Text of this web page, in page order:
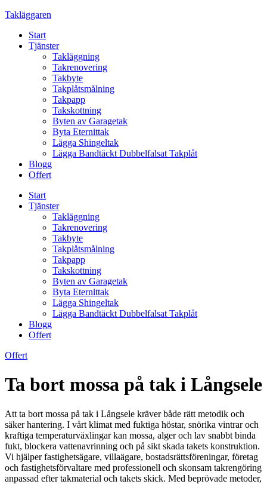
Skip
content
Takläggaren
Start
Tjänster
Takläggning
Takrenovering
Takbyte
Takplåtsmålning
Takpapp
Takskottning
Byten av Garagetak
Byta Eternittak
Lägga Shingeltak
Lägga Bandtäckt Dubbelfalsat Takplåt
Blogg
Offert
Start
Tjänster
Takläggning
Takrenovering
Takbyte
Takplåtsmålning
Takpapp
Takskottning
Byten av Garagetak
Byta Eternittak
Lägga Shingeltak
Lägga Bandtäckt Dubbelfalsat Takplåt
Blogg
Offert
Offert
Ta bort mossa på tak i Långsele
Att ta bort mossa på tak i Långsele kräver både rätt metodik och
säker hantering. I vårt klimat med fuktiga höstar, snörika vintrar och
kraftiga temperaturväxlingar kan mossa, alger och lav snabbt binda
fukt, blockera vattenavrinning och på sikt skada takets konstruktion.
Vi hjälper fastighetsägare, villaägare, bostadsrättsföreningar, företag
och fastighetsförvaltare med professionell och skonsam takrengöring
anpassad efter takmaterial och takets skick. Med beprövade metoder,